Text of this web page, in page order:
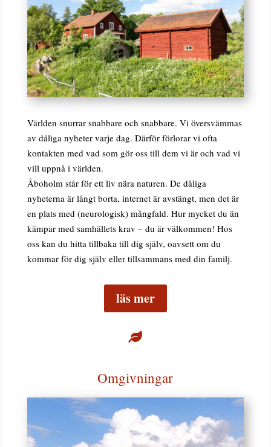
Världen snurrar snabbare och snabbare. Vi översvämmas
av dåliga nyheter varje dag. Därför förlorar vi ofta
kontakten med vad som gör oss till dem vi är och vad vi
vill uppnå i världen.
Åboholm står för ett liv nära naturen. De dåliga
nyheterna är långt borta, internet är avstängt, men det är
en plats med (neurologisk) mångfald. Hur mycket du än
kämpar med samhällets krav – du är välkommen! Hos
oss kan du hitta tillbaka till dig själv, oavsett om du
kommar för dig själv eller tillsammans med din familj.
läs mer

Omgivningar